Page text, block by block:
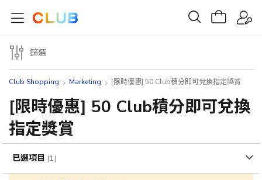
Club Shopping Marketing [限時優惠] 50 Club積分即可兌換指定獎賞
[限時優惠] 50 Club積分即可兌換
指定獎賞
篩選
已選項目